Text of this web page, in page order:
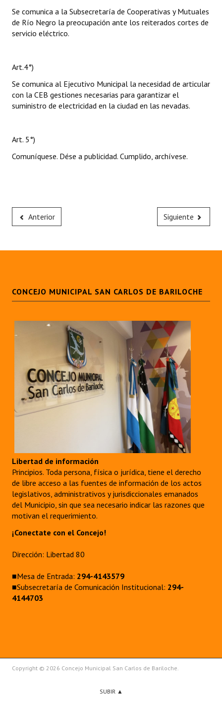
Se comunica a la Subsecretaría de Cooperativas y Mutuales
de Río Negro la preocupación ante los reiterados cortes de
servicio eléctrico.
Art.4°)
Se comunica al Ejecutivo Municipal la necesidad de articular
con la CEB gestiones necesarias para garantizar el
suministro de electricidad en la ciudad en las nevadas.
Art. 5°)
Comuníquese. Dése a publicidad. Cumplido, archívese.
Anterior Siguiente
CONCEJO MUNICIPAL SAN CARLOS DE BARILOCHE
Libertad de información
Principios. Toda persona, física o jurídica, tiene el derecho
de libre acceso a las fuentes de información de los actos
legislativos, administrativos y jurisdiccionales emanados
del Municipio, sin que sea necesario indicar las razones que
motivan el requerimiento.
¡Conectate con el Concejo!
Dirección: Libertad 80
■Mesa de Entrada: 294-4143579
■Subsecretaría de Comunicación Institucional: 294-
4144703
Copyright © 2026 Concejo Municipal San Carlos de Bariloche.
SUBIR ▲